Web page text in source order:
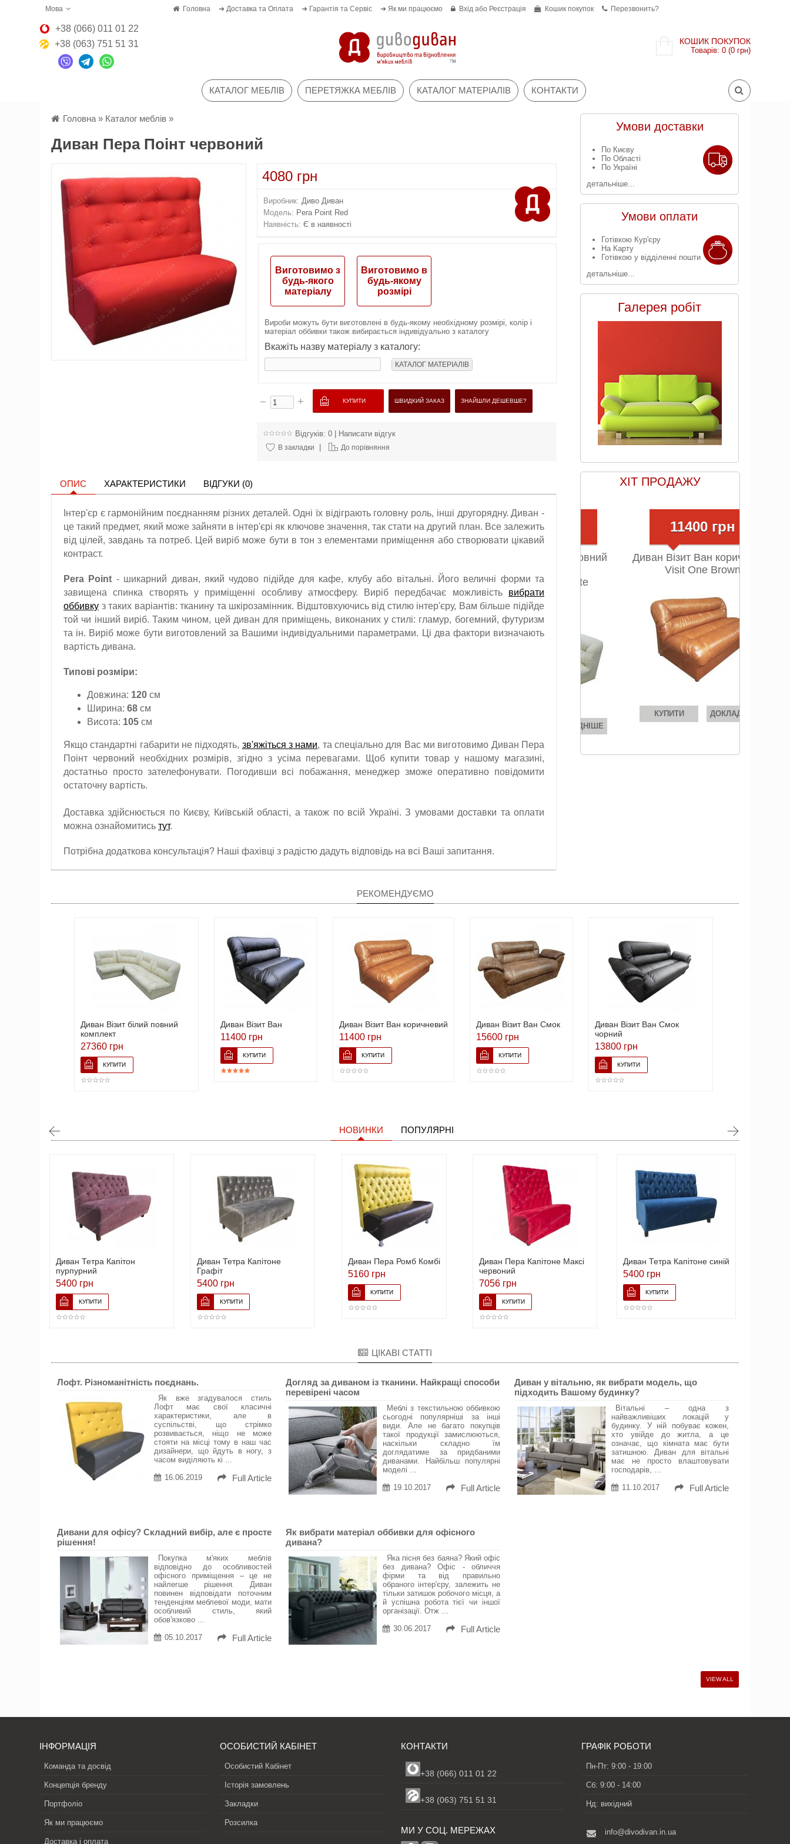
Мова Головна ➜ Доставка та Оплата ➜ Гарантія та Сервіс ➜ Як ми працюємо Вхідабо Реєстрація Кошик покупок Перезвонить?
+38 (066) 011 01 22
+38 (063) 751 51 31
КОШИК ПОКУПОК
Товарів: 0 (0 грн)
КАТАЛОГ МЕБЛІВ ПЕРЕТЯЖКА МЕБЛІВ КАТАЛОГ МАТЕРІАЛІВ КОНТАКТИ
Умови доставки
По Києву
По Області
По Україні
детальніше...
Умови оплати
Готівкою Кур'єру
На Карту
Готівкою у відділенні пошти
детальніше...
Галерея робіт
ХІТ ПРОДАЖУ
11400 грн
Диван Візит Ван коричневий
Visit One Brown
ДОКЛАДНІШЕ
Головна » Каталог меблів »
Диван Пера Поінт червоний
4080 грн
Виробник: Диво Диван
Модель: Pera Point Red
Наявність: Є в наявності
Виготовимо з
будь-якого
матеріалу
Виготовимо в
будь-якому
розмірі
Вироби можуть бути виготовлені в будь-якому необхідному розмірі, колір і
матеріал оббивки також вибирається індивідуально з каталогу
Вкажіть назву матеріалу з каталогу:
КАТАЛОГ МАТЕРІАЛІВ
ШВИДКИЙ ЗАКАЗ ЗНАЙШЛИ ДЕШЕВШЕ?
Відгуків: 0 Написати відгук
В закладки До порівняння
ОПИС ХАРАКТЕРИСТИКИ ВІДГУКИ (0)
Інтер'єр є гармонійним поєднанням різних деталей. Одні їх відіграють головну роль, інші другорядну. Диван -
це такий предмет, який може зайняти в інтер'єрі як ключове значення, так стати на другий план. Все залежить
від цілей, завдань та потреб. Цей виріб може бути в тон з елементами приміщення або створювати цікавий
контраст.
Pera Point - шикарний диван, який чудово підійде для кафе, клубу або вітальні. Його величні форми та
завищена спинка створять у приміщенні особливу атмосферу. Виріб передбачає можливість вибрати
оббивку з таких варіантів: тканину та шкірозамінник. Відштовхуючись від стилю інтер'єру, Вам більше підійде
той чи інший виріб. Таким чином, цей диван для приміщень, виконаних у стилі: гламур, богемний, футуризм
та ін. Виріб може бути виготовлений за Вашими індивідуальними параметрами. Ці два фактори визначають
вартість дивана.
Типові розміри:
Довжина: 120 см
Ширина: 68 см
Висота: 105 см
Якщо стандартні габарити не підходять, зв'яжіться з нами, та спеціально для Вас ми виготовимо Диван Пера
Поінт червоний необхідних розмірів, згідно з усіма перевагами. Щоб купити товар у нашому магазині,
достатньо просто зателефонувати. Погодивши всі побажання, менеджер зможе оперативно повідомити
остаточну вартість.
Доставка здійснюється по Києву, Київській області, а також по всій Україні. З умовами доставки та оплати
можна ознайомитись тут.
Потрібна додаткова консультація? Наші фахівці з радістю дадуть відповідь на всі Ваші запитання.
РЕКОМЕНДУЄМО
Диван Візит білий повний
комплект
27360 грн
Диван Візит Ван
11400 грн
Диван Візит Ван коричневий
11400 грн
Диван Візит Ван Смок
15600 грн
Диван Візит Ван Смок
чорний
13800 грн
НОВИНКИ ПОПУЛЯРНІ
Диван Тетра Капітон
пурпурний
5400 грн
Диван Тетра Капітоне
Графіт
5400 грн
Диван Пера Ромб Комбі
5160 грн
Диван Пера Капітоне Максі
червоний
7056 грн
Диван Тетра Капітоне синій
5400 грн
ЦІКАВІ СТАТТІ
Лофт. Різноманітність поєднань.
Як вже згадувалося стиль
Лофт має свої класичні
характеристики, але в
суспільстві, що стрімко
розвивається, ніщо не може
стояти на місці тому в наш час
дизайнери, що йдуть в ногу, з
часом виділяють кі ...
16.06.2019
Full Article
Догляд за диваном із тканини. Найкращі способи
перевірені часом
Меблі з текстильною оббивкою
сьогодні популярніші за інші
види. Але не багато покупців
такої продукції замислюються,
наскільки складно їм
доглядатиме за придбаними
диванами. Найбільш популярні
моделі ...
19.10.2017
Full Article
Диван у вітальню, як вибрати модель, що
підходить Вашому будинку?
Вітальні – одна з
найважливіших локацій у
будинку. У ній побуває кожен,
хто увійде до житла, а це
означає, що кімната має бути
затишною. Диван для вітальні
має не просто влаштовувати
господарів, ...
11.10.2017
Full Article
Дивани для офісу? Складний вибір, але є просте
рішення!
Покупка м'яких меблів
відповідно до особливостей
офісного приміщення – це не
найлегше рішення. Диван
повинен відповідати поточним
тенденціям меблевої моди, мати
особливий стиль, який
обов'язково ...
05.10.2017
Full Article
Як вибрати матеріал оббивки для офісного
дивана?
Яка пісня без баяна? Який офіс
без дивана? Офіс - обличчя
фірми та від правильно
обраного інтер'єру, залежить не
тільки затишок робочого місця, а
й успішна робота тієї чи іншої
організації. Отж ...
30.06.2017
Full Article
VIEW ALL
ІНФОРМАЦІЯ
Команда та досвід
Концепція бренду
Портфоліо
Як ми працюємо
Доставка і оплата
ОСОБИСТИЙ КАБІНЕТ
Особистий Кабінет
Історія замовлень
Закладки
Розсилка
КОНТАКТИ
+38 (066) 011 01 22
+38 (063) 751 51 31
ГРАФІК РОБОТИ
Пн-Пт: 9:00 - 19:00
Сб: 9:00 - 14:00
Нд: вихідний
МИ У СОЦ. МЕРЕЖАХ info@divodivan.in.ua